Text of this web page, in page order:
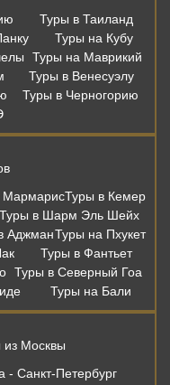
Туры в Таиланд
Туры на Кубу
Туры на Маврикий
Туры в Венесуэлу
Туры в Черногорию
МармарисТуры в Кемер
Туры в Шарм Эль Шейх
АджманТуры на Пхукет
Туры в Фантьет
Туры в Северный Гоа
Туры на Бали
Москвы
- Санкт-Петербург